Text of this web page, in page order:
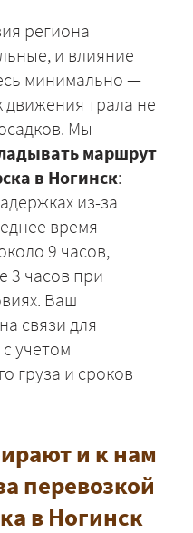
региона
и влияние
минимально —
движения трала не
Мы
маршрут
в Ногинск:
из-за
время
9 часов,
3 часов при
Ваш
связи для
учётом
груза и сроков
и к нам
перевозкой
в Ногинск